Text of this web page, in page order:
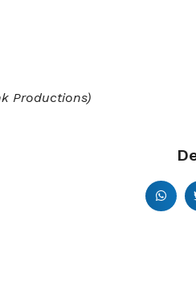
Productions)